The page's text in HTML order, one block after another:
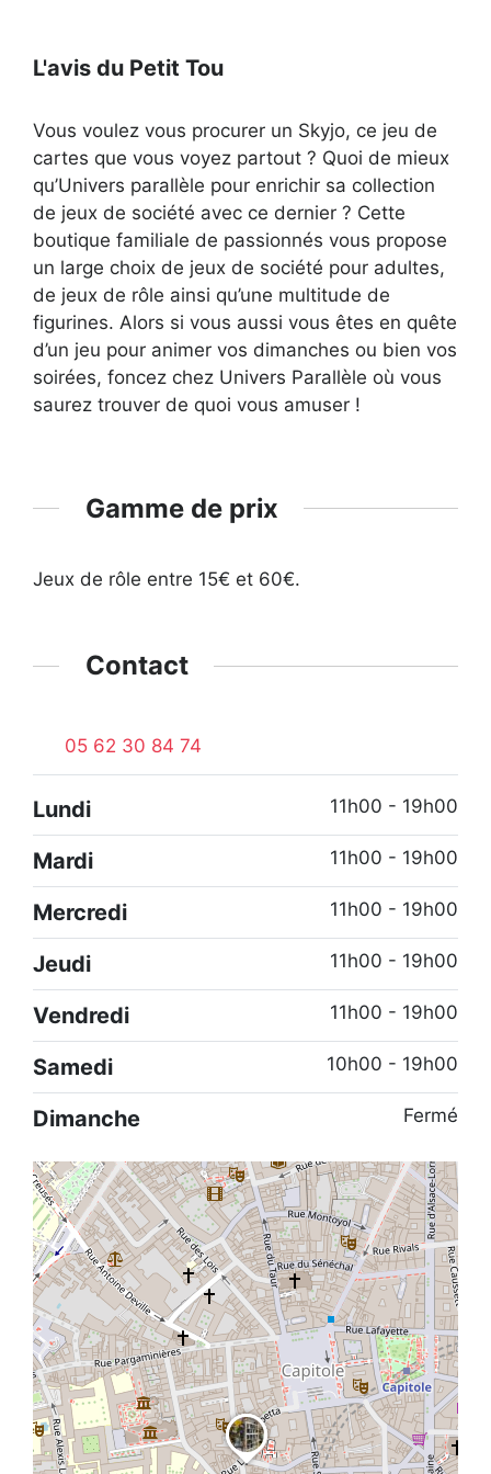
L'avis du Petit Tou
Vous voulez vous procurer un Skyjo, ce jeu de
cartes que vous voyez partout ? Quoi de mieux
qu’Univers parallèle pour enrichir sa collection
de jeux de société avec ce dernier ? Cette
boutique familiale de passionnés vous propose
un large choix de jeux de société pour adultes,
de jeux de rôle ainsi qu’une multitude de
figurines. Alors si vous aussi vous êtes en quête
d’un jeu pour animer vos dimanches ou bien vos
soirées, foncez chez Univers Parallèle où vous
saurez trouver de quoi vous amuser !
Gamme de prix
Jeux de rôle entre 15€ et 60€.
Contact
05 62 30 84 74
Lundi 11h00 - 19h00
Mardi 11h00 - 19h00
Mercredi 11h00 - 19h00
Jeudi 11h00 - 19h00
Vendredi 11h00 - 19h00
Samedi 10h00 - 19h00
Dimanche Fermé